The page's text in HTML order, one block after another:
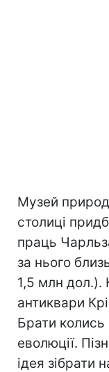
Музей
столиці
праць
за нього
1,5 млн дол.).
антиквари
Брати колись
еволюції.
ідея зібрати